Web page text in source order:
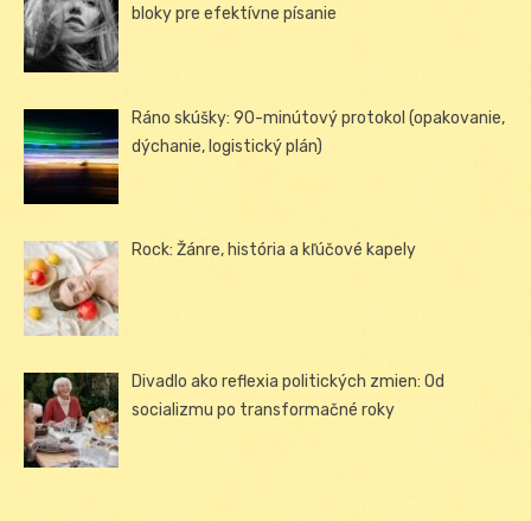
bloky pre efektívne písanie
Ráno skúšky: 90-minútový protokol (opakovanie,
dýchanie, logistický plán)
Rock: Žánre, história a kľúčové kapely
Divadlo ako reflexia politických zmien: Od
socializmu po transformačné roky